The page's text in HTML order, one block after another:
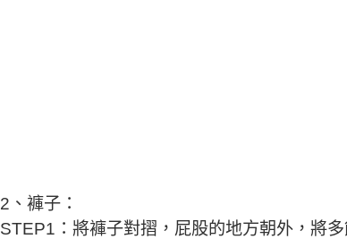
2、褲子：
STEP1：將褲子對摺，屁股的地方朝外，將